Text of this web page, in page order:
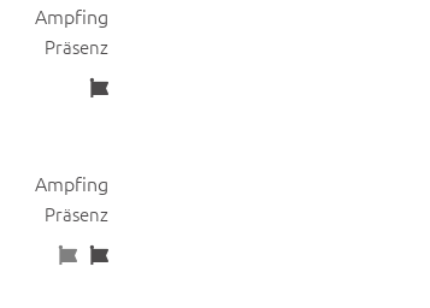
Ampfing
Präsenz
Ampfing
Präsenz